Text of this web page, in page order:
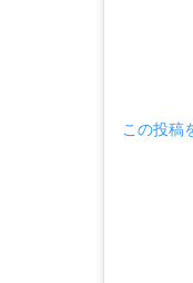
この投稿